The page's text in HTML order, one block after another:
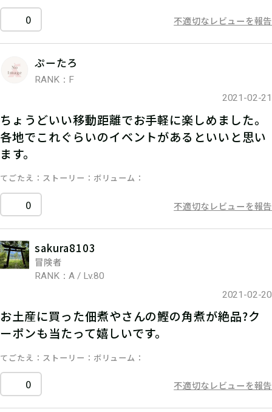
0 不適切なレビューを報告
ぷーたろ
RANK：F
2021-02-21
ちょうどいい移動距離でお手軽に楽しめました。
各地でこれぐらいのイベントがあるといいと思い
ます。
てごたえ ストーリー ボリューム
0 不適切なレビューを報告
sakura8103
冒険者
RANK：A / Lv.80
2021-02-20
お土産に買った佃煮やさんの鰹の角煮が絶品?ク
ーポンも当たって嬉しいです。
てごたえ ストーリー ボリューム
0 不適切なレビューを報告